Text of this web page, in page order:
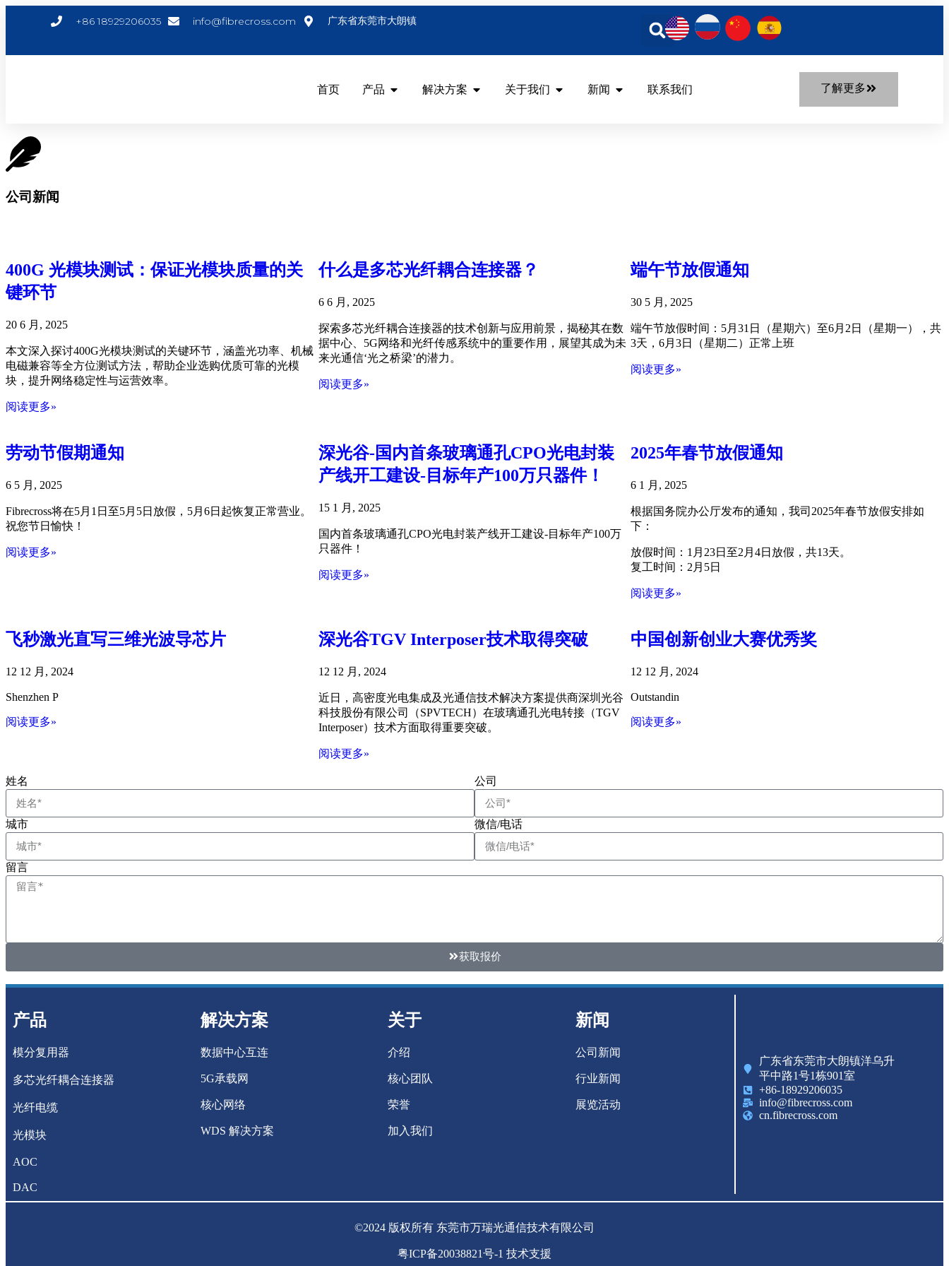
+86 18929206035 info@fibrecross.com 广东省东莞市大朗镇
首页 产品 解决方案 关于我们 新闻 联系我们 了解更多
公司新闻
400G 光模块测试：保证光模块质量的关
键环节
20 6 月, 2025
本文深入探讨400G光模块测试的关键环节，涵盖光功率、机械
电磁兼容等全方位测试方法，帮助企业选购优质可靠的光模
块，提升网络稳定性与运营效率。
阅读更多»
什么是多芯光纤耦合连接器？
6 6 月, 2025
探索多芯光纤耦合连接器的技术创新与应用前景，揭秘其在数
据中心、5G网络和光纤传感系统中的重要作用，展望其成为未
来光通信‘光之桥梁’的潜力。
阅读更多»
端午节放假通知
30 5 月, 2025
端午节放假时间：5月31日（星期六）至6月2日（星期一），共
3天，6月3日（星期二）正常上班
阅读更多»
劳动节假期通知
6 5 月, 2025
Fibrecross将在5月1日至5月5日放假，5月6日起恢复正常营业。
祝您节日愉快！
阅读更多»
深光谷-国内首条玻璃通孔CPO光电封装
产线开工建设-目标年产100万只器件！
15 1 月, 2025
国内首条玻璃通孔CPO光电封装产线开工建设-目标年产100万
只器件！
阅读更多»
2025年春节放假通知
6 1 月, 2025
根据国务院办公厅发布的通知，我司2025年春节放假安排如
下：
放假时间：1月23日至2月4日放假，共13天。
复工时间：2月5日
阅读更多»
飞秒激光直写三维光波导芯片
12 12 月, 2024
Shenzhen P
阅读更多»
深光谷TGV Interposer技术取得突破
12 12 月, 2024
近日，高密度光电集成及光通信技术解决方案提供商深圳光谷
科技股份有限公司（SPVTECH）在玻璃通孔光电转接（TGV
Interposer）技术方面取得重要突破。
阅读更多»
中国创新创业大赛优秀奖
12 12 月, 2024
Outstandin
阅读更多»
姓名 公司
城市 微信/电话
留言
获取报价
产品
模分复用器
多芯光纤耦合连接器
光纤电缆
光模块
AOC
DAC
解决方案
数据中心互连
5G承载网
核心网络
WDS 解决方案
关于
介绍
核心团队
荣誉
加入我们
新闻
公司新闻
行业新闻
展览活动
广东省东莞市大朗镇洋乌升
平中路1号1栋901室
+86-18929206035
info@fibrecross.com
cn.fibrecross.com
©2024 版权所有 东莞市万瑞光通信技术有限公司
粤ICP备20038821号-1 技术支援